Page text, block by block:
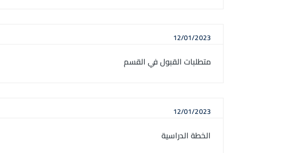
12/01/2023
متطلبات القبول في القسم
12/01/2023
الخطة الدراسية